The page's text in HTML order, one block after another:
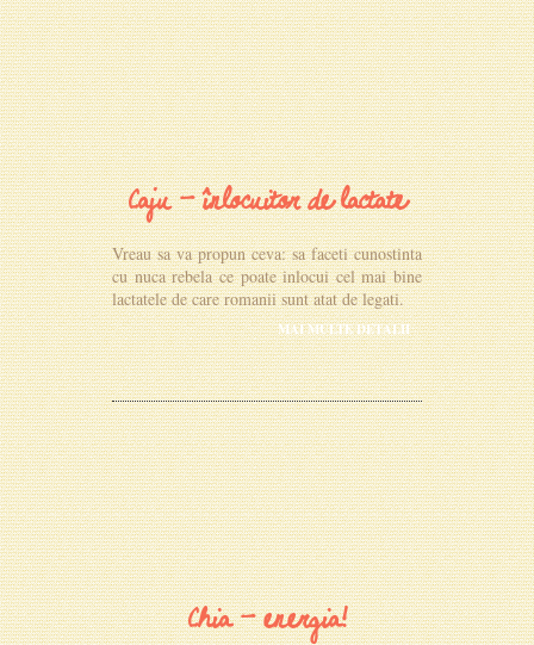
Caju - înlocuitor de lactate
Vreau sa va propun ceva: sa faceti cunostinta
cu nuca rebela ce poate inlocui cel mai bine
lactatele de care romanii sunt atat de legati.
MAI MULTE DETALII
Chia - energia!